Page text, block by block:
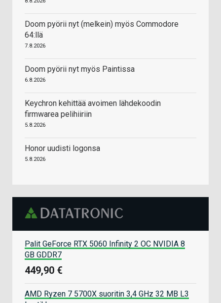
Doom pyörii nyt (melkein) myös Commodore
64:llä
7.8.2026
Doom pyörii nyt myös Paintissa
6.8.2026
Keychron kehittää avoimen lähdekoodin
firmwarea pelihiiriin
5.8.2026
Honor uudisti logonsa
5.8.2026
Palit GeForce RTX 5060 Infinity 2 OC NVIDIA 8
GB GDDR7
449,90 €
AMD Ryzen 7 5700X suoritin 3,4 GHz 32 MB L3